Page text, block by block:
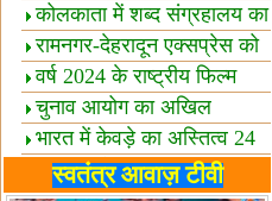
ताकत बढ़ाई
कोलकाता में शब्द संग्रहालय का
उद्घाटन
रामनगर-देहरादून एक्सप्रेस को
हरी झंडी
वर्ष 2024 के राष्ट्रीय फिल्म
पुरस्कारों की घोषणा
चुनाव आयोग का अखिल
भारतीय मीडिया सम्मेलन
भारत में केवड़े का अस्तित्‍व 24
लाख वर्ष!
लखनऊ में 'एक राष्ट्र एक
स्वतंत्र आवाज़ टीवी